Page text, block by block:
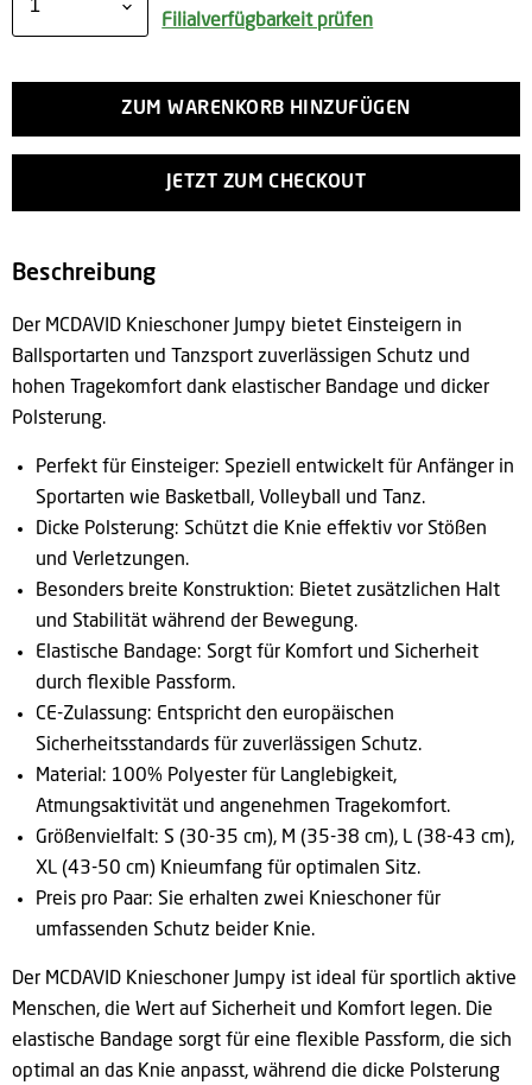
Filialverfügbarkeit prüfen
ZUM WARENKORB HINZUFÜGEN
JETZT ZUM CHECKOUT
Beschreibung
Der MCDAVID Knieschoner Jumpy bietet Einsteigern in
Ballsportarten und Tanzsport zuverlässigen Schutz und
hohen Tragekomfort dank elastischer Bandage und dicker
Polsterung.
Perfekt für Einsteiger: Speziell entwickelt für Anfänger in
Sportarten wie Basketball, Volleyball und Tanz.
Dicke Polsterung: Schützt die Knie effektiv vor Stößen
und Verletzungen.
Besonders breite Konstruktion: Bietet zusätzlichen Halt
und Stabilität während der Bewegung.
Elastische Bandage: Sorgt für Komfort und Sicherheit
durch flexible Passform.
CE-Zulassung: Entspricht den europäischen
Sicherheitsstandards für zuverlässigen Schutz.
Material: 100% Polyester für Langlebigkeit,
Atmungsaktivität und angenehmen Tragekomfort.
Größenvielfalt: S (30-35 cm), M (35-38 cm), L (38-43 cm),
XL (43-50 cm) Knieumfang für optimalen Sitz.
Preis pro Paar: Sie erhalten zwei Knieschoner für
umfassenden Schutz beider Knie.
Der MCDAVID Knieschoner Jumpy ist ideal für sportlich aktive
Menschen, die Wert auf Sicherheit und Komfort legen. Die
elastische Bandage sorgt für eine flexible Passform, die sich
optimal an das Knie anpasst, während die dicke Polsterung